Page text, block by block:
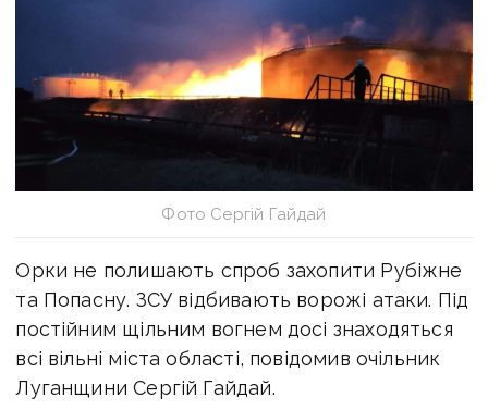
Фото Сергій Гайдай
Орки не полишають спроб захопити Рубіжне
та Попасну. ЗСУ відбивають ворожі атаки. Під
постійним щільним вогнем досі знаходяться
всі вільні міста області, повідомив очільник
Луганщини Сергій Гайдай.